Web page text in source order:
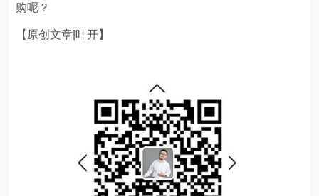
购呢？
【原创文章|叶开】